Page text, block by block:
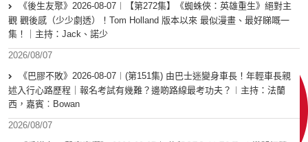
《後生友聚》2026-08-07︱【第272集】《蜘蛛俠：英雄重生》絕對主
觀 觀後感（少少劇透）！Tom Holland 版本以來 最似漫畫、最好睇嘅一
集！｜主持：Jack、諾少
2026/08/07
《巴膠不敗》2026-08-07︱(第151集) 由巴士迷變身車長！年輕車長親
述入行心路歷程｜報名考試有幾難？邊啲路線最考功夫？︱主持：法蘭
西，嘉賓︰Bowan
2026/08/07